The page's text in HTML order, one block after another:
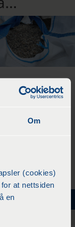
Om
(cookies)
at nettsiden
en
0/8 1000 kg
/pr sekk
KJØP